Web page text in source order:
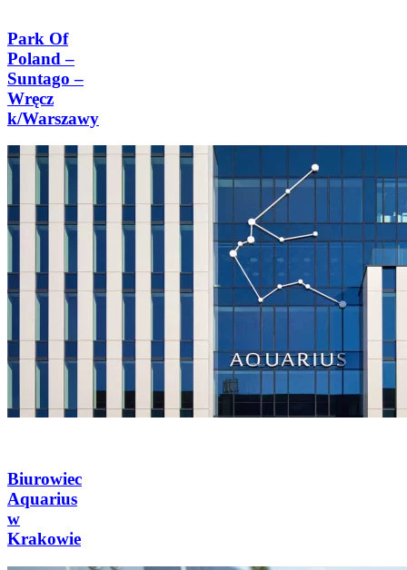
Park Of
Poland –
Suntago –
Wręcz
k/Warszawy
Biurowiec
Aquarius
w
Krakowie